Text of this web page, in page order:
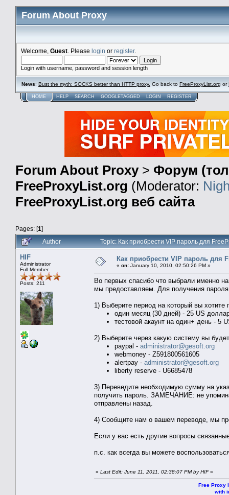
Forum About Proxy
Welcome, Guest . Please login or register.
Login with username, password and session length
News: Bust the myth: SOCKS better than HTTP proxy. Go back to FreeProxyList.org or
HOME HELP SEARCH GOOGLETAGGED LOGIN REGISTER
Forum About Proxy> Форум
FreeProxyList.org (Moderator:
FreeProxyList.org веб сайта
Pages: [1]
Author
Topic: Как приобрести VIP пароль для
HIF
Administrator
Full Member
Posts: 211
Как приобрести VIP пароль для
« on: January 10, 2010, 02:50:26 PM »
Во первых спасибо что выбрали именно
мы предоставляем. Для получения
1) Выберите период на который вы
один месяц (30 дней) - 25 US
тестовой акаунт на один+ день -
2) Выберите через какую систему вы
paypal - administrator@gesoft.org
webmoney - Z591800561605
alertpay - administrator@gesoft.org
liberty reserve - U6685478
3) Переведите необходимую сумму на
получить пароль. ЗАМЕЧАНИЕ: не
отправлены назад.
4) Сообщите нам о вашем переводе, мы
Если у вас есть другие вопросы
п.с. как всегда вы можете
« Last Edit: June 11, 2011, 02:38:07 PM by HIF»
Free Proxy
with